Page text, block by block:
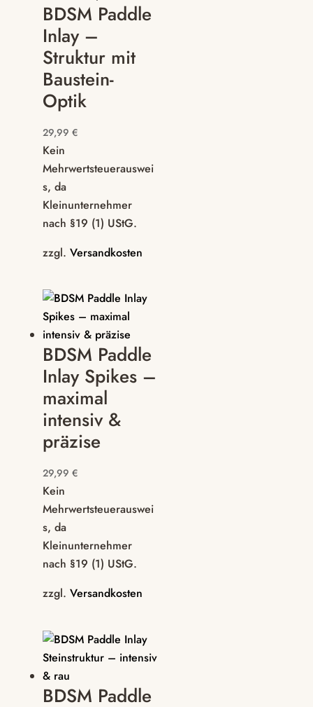
BDSM Paddle
Inlay –
Struktur mit
Baustein-
Optik
29,99 €
Kein
Mehrwertsteuerauswei
s, da
Kleinunternehmer
nach §19 (1) UStG.
zzgl. Versandkosten
BDSM Paddle
Inlay Spikes –
maximal
intensiv &
präzise
29,99 €
Kein
Mehrwertsteuerauswei
s, da
Kleinunternehmer
nach §19 (1) UStG.
zzgl. Versandkosten
BDSM Paddle